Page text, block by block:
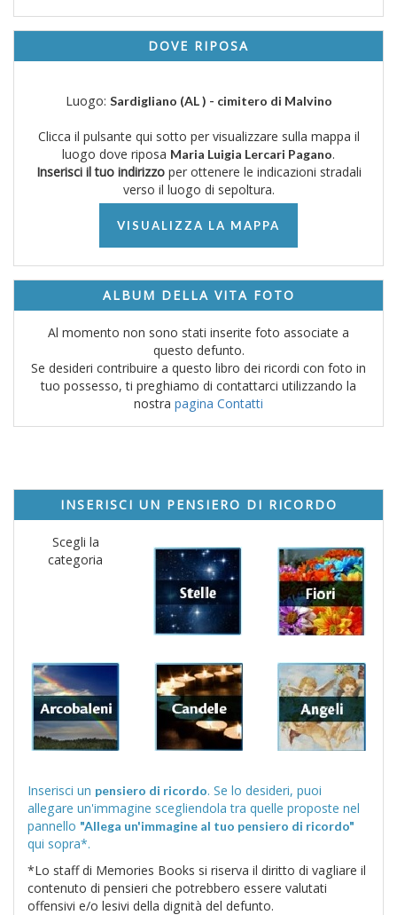
DOVE RIPOSA
Luogo: Sardigliano (AL ) - cimitero di Malvino
Clicca il pulsante qui sotto per visualizzare sulla mappa il
luogo dove riposa Maria Luigia Lercari Pagano.
Inserisci il tuo indirizzoper ottenere le indicazioni stradali
verso il luogo di sepoltura.
VISUALIZZA LA MAPPA
ALBUM DELLA VITA FOTO
Al momento non sono stati inserite foto associate a
questo defunto.
Se desideri contribuire a questo libro dei ricordi con foto in
tuo possesso, ti preghiamo di contattarci utilizzando la
nostra pagina Contatti
INSERISCI UN PENSIERO DI RICORDO
Scegli la
categoria
Inserisci un pensiero di ricordo. Se lo desideri, puoi
allegare un'immagine scegliendola tra quelle proposte nel
pannello "Allega un'immagine al tuo pensiero di ricordo"
qui sopra*.
*Lo staff di Memories Books si riserva il diritto di vagliare il
contenuto di pensieri che potrebbero essere valutati
offensivi e/o lesivi della dignità del defunto.